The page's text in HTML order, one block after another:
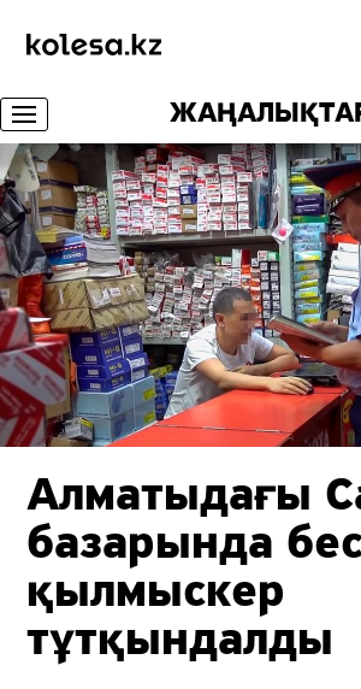
Алматыдағы
базарында
қылмыскер
тұтқындалды